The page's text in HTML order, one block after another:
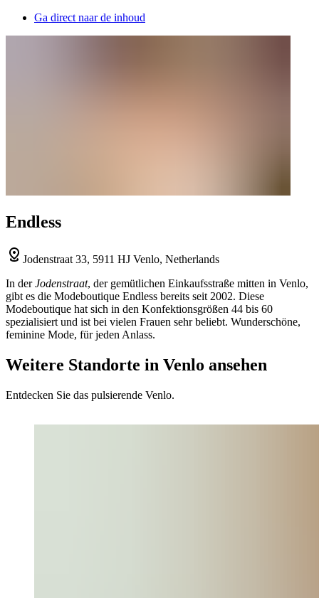
Ga direct naar de inhoud
Endless
Jodenstraat 33, 5911 HJ Venlo, Netherlands
In derJodenstraat, der gemütlichen Einkaufsstraße mitten in Venlo,
gibt es die Modeboutique Endless bereits seit 2002. Diese
Modeboutique hat sich in den Konfektionsgrößen 44 bis 60
spezialisiert und ist bei vielen Frauen sehr beliebt. Wunderschöne,
feminine Mode, für jeden Anlass.
Weitere Standorte in Venlo ansehen
Entdecken Sie das pulsierende Venlo.